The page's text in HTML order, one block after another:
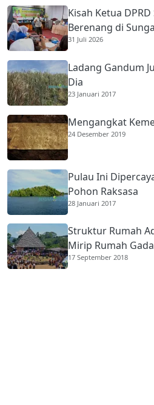
Kisah Ketua
Berenang di
Membantu
31 Juli 2026
Ladang Gandum
Dia
23 Januari 2017
Mengangkat
24 Desember 2019
Pulau Ini
Pohon Raksasa
28 Januari 2017
Struktur Rumah
Mirip Rumah
17 September 2018